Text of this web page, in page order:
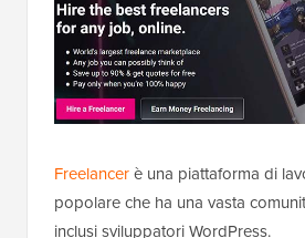
Freelancerè una piattaforma di
popolare che ha una vasta
inclusi sviluppatori WordPress.